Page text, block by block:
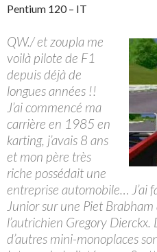
Pentium 120 – IT
QW./ et zoupla me
voilà pilote de F1
depuis déjà de
longues années !!
J’ai commencé ma
carrière en 1985 en
karting, j’avais 8 ans
et mon père très
riche possédait une
entreprise automobile… J’ai
Junior sur une Piet
l’autrichien Gregory
d’autres mini-monoplaces